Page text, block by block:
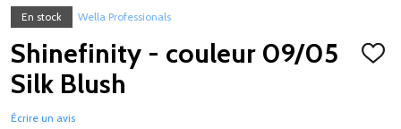
En stock Wella Professionals
Shinefinity - couleur 09/05
Silk Blush
Écrire un avis